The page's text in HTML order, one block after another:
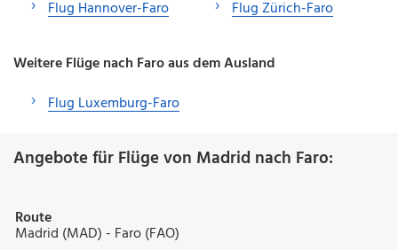
Flug Hannover-Faro
Flug Zürich-Faro
Weitere Flüge nach Faro aus dem Ausland
Flug Luxemburg-Faro
Angebote für Flüge von Madrid nach Faro:
Route
Madrid (MAD) - Faro (FAO)